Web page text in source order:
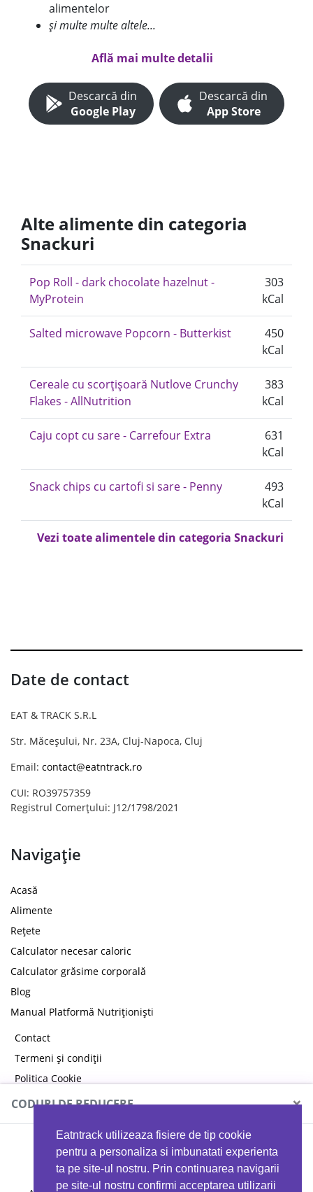
Eatntrack utilizeaza fisiere de tip cookie
pentru a personaliza si imbunatati experienta
ta pe site-ul nostru. Prin continuarea navigarii
pe site-ul nostru confirmi acceptarea utilizarii
alimentelor
și multe multe altele...
Află mai multe detalii
Descarcă din
Google Play
Descarcă din
App Store
Alte alimente din categoria
Snackuri
Pop Roll - dark chocolate hazelnut -
MyProtein
303
kCal
Salted microwave Popcorn - Butterkist
450
kCal
Cereale cu scorțișoară Nutlove Crunchy
Flakes - AllNutrition
383
kCal
Caju copt cu sare - Carrefour Extra
631
kCal
Snack chips cu cartofi si sare - Penny
493
kCal
Vezi toate alimentele din categoria Snackuri
Date de contact
EAT & TRACK S.R.L
Str. Măceșului, Nr. 23A, Cluj-Napoca, Cluj
Email: contact@eatntrack.ro
CUI: RO39757359
Registrul Comerțului: J12/1798/2021
Navigație
Acasă
Alimente
Rețete
Calculator necesar caloric
Calculator grăsime corporală
Blog
Manual Platformă Nutriționiști
Contact
Termeni și condiții
Politica Cookie
Politica de confidențialitate
CODURI DE REDUCERE ×
MYPROTEIN